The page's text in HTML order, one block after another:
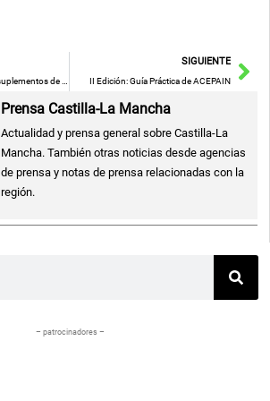
Encuentra los mejores suplementos de belleza y cuidados esenciales para lucir radiante este verano
SIGUIENTE
II Edición: Guía Práctica de ACEPAIN
Prensa Castilla-La Mancha
Actualidad y prensa general sobre Castilla-La
Mancha. También otras noticias desde agencias
de prensa y notas de prensa relacionadas con la
región.
– patrocinadores –